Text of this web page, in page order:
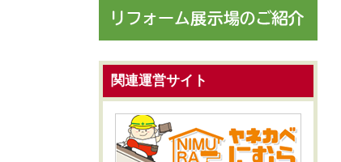
関連運営サイト